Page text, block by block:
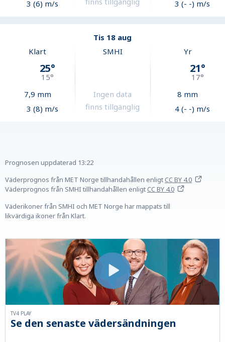
3 (6) m/s
3 (- -) m/s
Tis 18 aug
Klart
25°
15°
7,9 mm
3 (8) m/s
SMHI
Ingen data
finns tillgänglig
Yr
21°
17°
8 mm
4 (- -) m/s
Prognosen uppdaterad 13:22
Väderprognos från MET Norge tillhandahållen enligtCC BY 4.0
Väderprognos från SMHI tillhandahållen enligtCC BY 4.0
Väderikoner från SMHI och MET Norge har mappats till
likvärdiga ikoner från Klart.
Se den senaste vädersändningen
TV4 PLAY